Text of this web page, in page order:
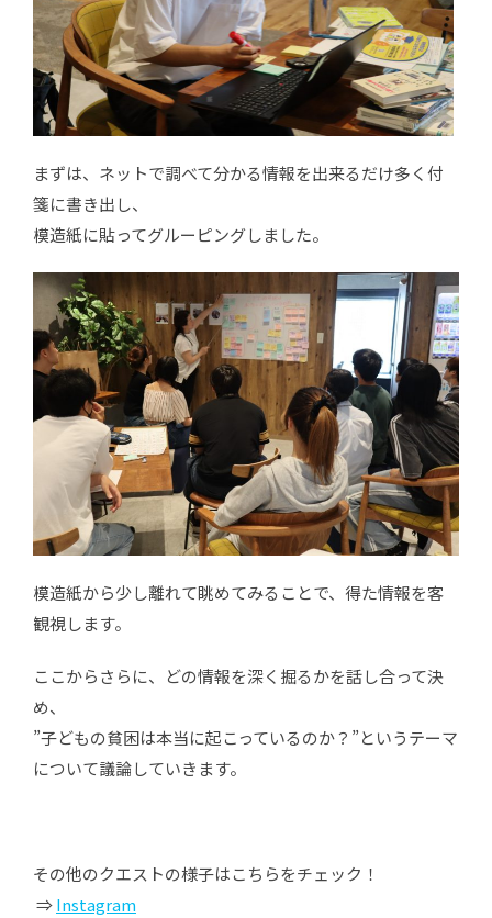
まずは、ネットで調べて分かる情報を出来るだけ多く付
箋に書き出し、
模造紙に貼ってグルーピングしました。
模造紙から少し離れて眺めてみることで、得た情報を客
観視します。
ここからさらに、どの情報を深く掘るかを話し合って決
め、
”子どもの貧困は本当に起こっているのか？”というテーマ
について議論していきます。
その他のクエストの様子はこちらをチェック！
⇒Instagram